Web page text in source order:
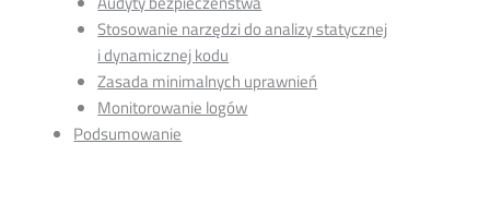
Stosowanie narzędzi do analizy statycznej
i dynamicznej kodu
Zasada minimalnych uprawnień
Monitorowanie logów
Podsumowanie